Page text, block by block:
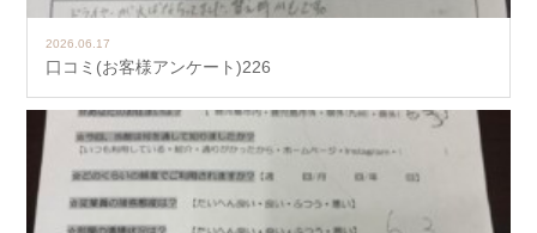
2026.06.17
口コミ(お客様アンケート)226